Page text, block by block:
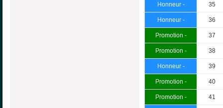
Honneur - 35
Honneur - 36
Promotion - 37
Promotion - 38
Honneur - 39
Promotion - 40
Promotion - 41